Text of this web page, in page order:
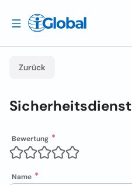
Zurück
Sicherheitsdienst
Bewertung
Name